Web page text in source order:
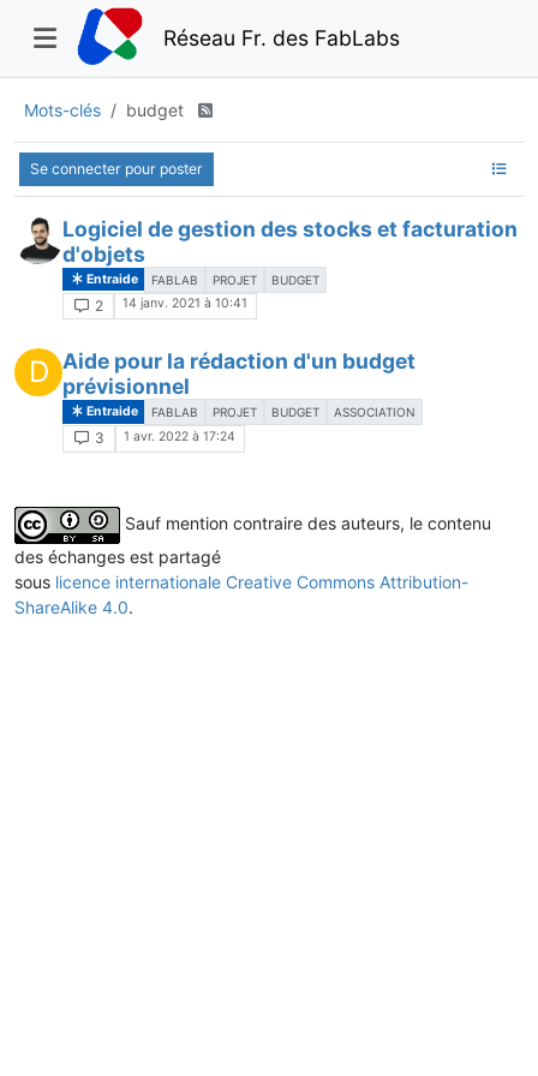
Réseau Fr. des FabLabs
Mots-clés budget
Se connecter pour poster
Logiciel de gestion des stocks et facturation
d'objets
Entraide FABLAB PROJET BUDGET
2 14 janv. 2021 à 10:41
D
Aide pour la rédaction d'un budget
prévisionnel
Entraide FABLAB PROJET BUDGET ASSOCIATION
3 1 avr. 2022 à 17:24
Sauf mention contraire des auteurs, le contenu
des échanges est partagé
sous licence internationale Creative Commons Attribution-
ShareAlike 4.0.